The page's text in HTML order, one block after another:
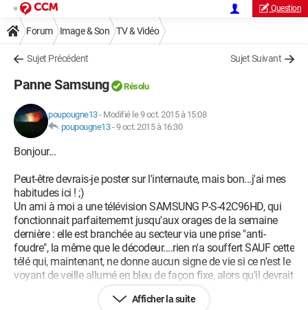
Question
Forum Image & Son TV & Vidéo
Sujet Précédent Sujet Suivant
Panne Samsung Résolu
poupougne13- Modifié le 9 oct. 2015 à 15:08
poupougne13-9 oct. 2015 à 16:30
Bonjour...
Peut-être devrais-je poster sur l'internaute, mais bon...j'ai mes
habitudes ici ! ;)
Un ami à moi a une télévision SAMSUNG P-S-42C96HD, qui
fonctionnait parfaitemernt jusqu'aux orages de la semaine
dernière : elle est branchée au secteur via une prise "anti-
foudre", la même que le décodeur....rien n'a souffert SAUF cette
télé qui, maintenant, ne donne aucun signe de vie si ce n'est le
voyant de veille allumé en bleu de façon fixe, alors qu'il devrait
s'éteindre quand la télé fonctionne : que ce soit par le clavier
ou la télécommande, après l'avoir débranchée un moment du
Afficher la suite